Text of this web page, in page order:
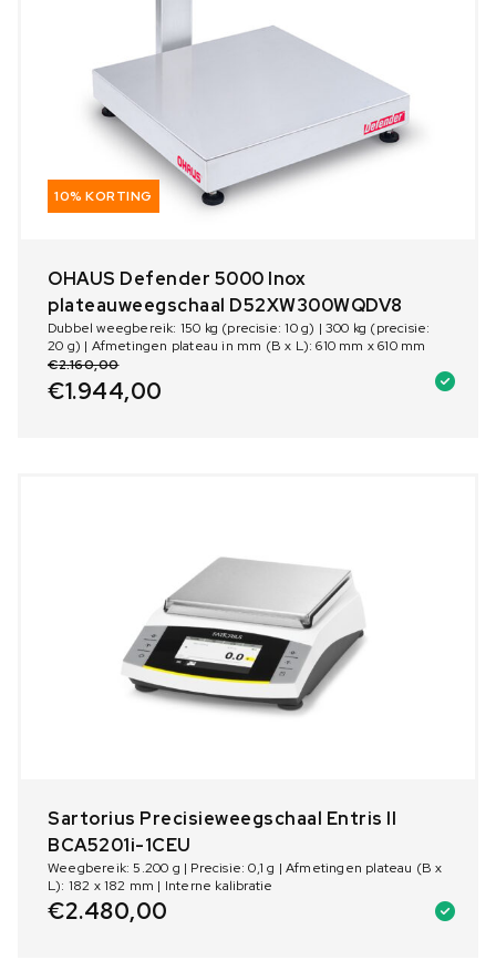
10% KORTING
OHAUS Defender 5000 Inox
plateauweegschaal D52XW300WQDV8
Dubbel weegbereik: 150 kg (precisie: 10 g) | 300 kg (precisie:
20 g) | Afmetingen plateau in mm (B x L): 610 mm x 610 mm
€2.160,00
€1.944,00
Sartorius Precisieweegschaal Entris II
BCA5201i-1CEU
Weegbereik: 5.200 g | Precisie: 0,1 g | Afmetingen plateau (B x
L): 182 x 182 mm | Interne kalibratie
€2.480,00